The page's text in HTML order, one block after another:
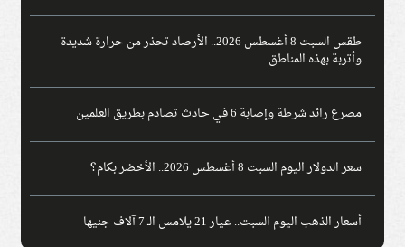
طقس السبت 8 أغسطس 2026.. الأرصاد تحذر من حرارة شديدة
وأتربة بهذه المناطق
مصرع رائد شرطة وإصابة 6 في حادث تصادم بطريق العلمين
سعر الدولار اليوم السبت 8 أغسطس 2026.. الأخضر بكام؟
أسعار الذهب اليوم السبت.. عيار 21 يلامس الـ 7 آلاف جنيها